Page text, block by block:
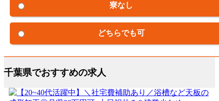
寮なし
どちらでも可
千葉県でおすすめの求人